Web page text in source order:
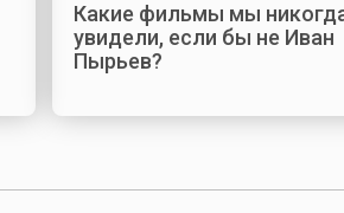
Какие фильмы мы
увидели, если бы не Иван
Пырьев?